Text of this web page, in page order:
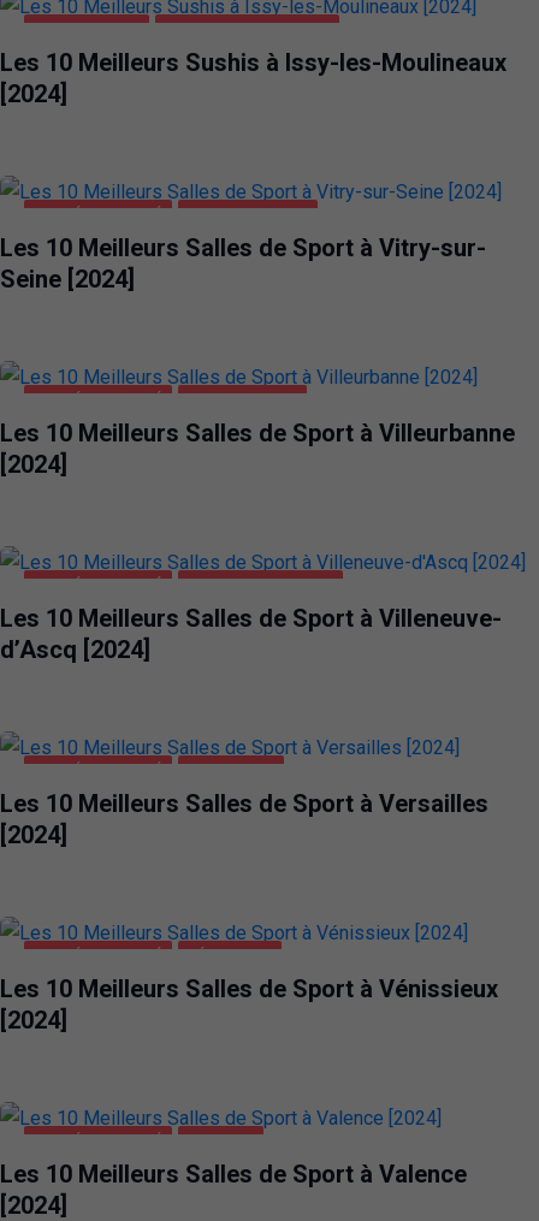
Les 10 Meilleurs Sushis à Issy-les-Moulineaux
[2024]
Les 10 Meilleurs Salles de Sport à Vitry-sur-
Seine [2024]
Les 10 Meilleurs Salles de Sport à Villeurbanne
[2024]
Les 10 Meilleurs Salles de Sport à Villeneuve-
d’Ascq [2024]
Les 10 Meilleurs Salles de Sport à Versailles
[2024]
Les 10 Meilleurs Salles de Sport à Vénissieux
[2024]
Les 10 Meilleurs Salles de Sport à Valence
[2024]